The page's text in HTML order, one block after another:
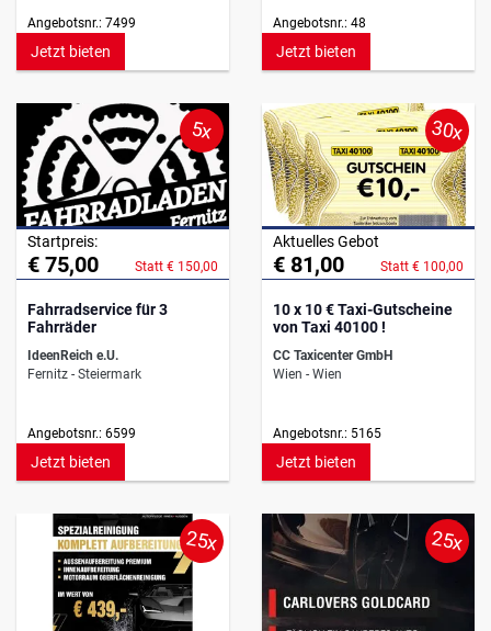
Angebotsnr.: 7499
Jetzt bieten
Angebotsnr.: 48
Jetzt bieten
5x
Startpreis:
€ 75,00 Statt € 150,00
Fahrradservice für 3
Fahrräder
IdeenReich e.U.
Fernitz - Steiermark
Angebotsnr.: 6599
Jetzt bieten
30x
Aktuelles Gebot
€ 81,00 Statt € 100,00
10 x 10 € Taxi-Gutscheine
von Taxi 40100 !
CC Taxicenter GmbH
Wien - Wien
Angebotsnr.: 5165
Jetzt bieten
25x 25x